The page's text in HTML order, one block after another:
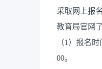
采取网上报
教育局官网
（1）报名
00。